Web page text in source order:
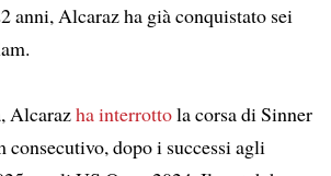
anni, Alcaraz ha già conquistato sei
Alcarazha interrottola corsa di Sinner
consecutivo, dopo i successi agli